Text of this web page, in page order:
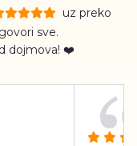
uz preko
sve.
dojmova! ❤️